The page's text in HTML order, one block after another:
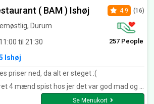
( BAM ) Ishøj
Durum
til 21:30
4.9 (16)
257 People
Ishøj
priser ned, da alt er steget :(
ris)men når jeg kom hjem og open det der var en overraske fordi der var kun to hell kabab plus to små stykke i ikke noget andan som homos elle jajek eller brød Jeg sende billede med så kan kan i se hvordan så ud Men alligevel jeg tror det var en fejle Mvh Jamal
Se Menukort